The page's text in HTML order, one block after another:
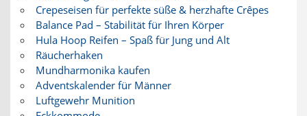
Crepeseisen für perfekte süße & herzhafte Crêpes
Balance Pad – Stabilität für Ihren Körper
Hula Hoop Reifen – Spaß für Jung und Alt
Räucherhaken
Mundharmonika kaufen
Adventskalender für Männer
Luftgewehr Munition